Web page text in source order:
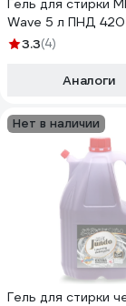
Гель для стирки
Wave 5 л ПНД
3.3(4)
Аналоги
Нет в наличии
Гель для стирки